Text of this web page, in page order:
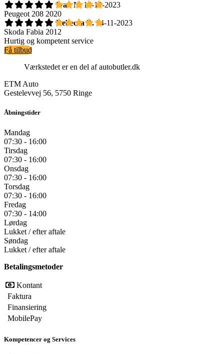
Ivan N. 18-12-2023
Peugeot 208 2020
Rebecca B. 14-11-2023
Skoda Fabia 2012
Hurtig og kompetent service
Få tilbud
Værkstedet er en del af autobutler.dk
ETM Auto
Gestelevvej 56, 5750 Ringe
Åbningstider
Mandag
07:30 - 16:00
Tirsdag
07:30 - 16:00
Onsdag
07:30 - 16:00
Torsdag
07:30 - 16:00
Fredag
07:30 - 14:00
Lørdag
Lukket / efter aftale
Søndag
Lukket / efter aftale
Betalingsmetoder
Kontant
Faktura
Finansiering
MobilePay
Kompetencer og Services